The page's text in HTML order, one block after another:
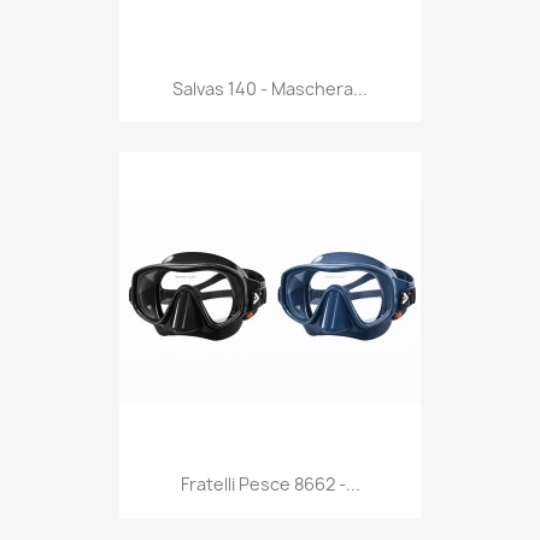
Anteprima
Salvas 140 - Maschera...
Anteprima
Fratelli Pesce 8662 -...